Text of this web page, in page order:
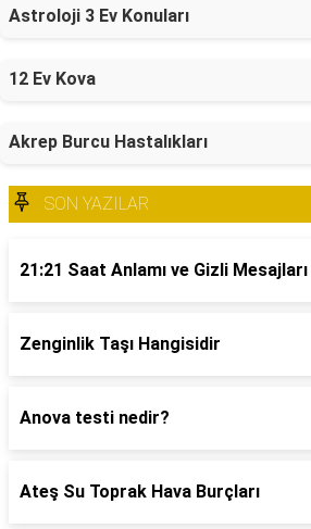
Astroloji 3 Ev Konuları
12 Ev Kova
Akrep Burcu Hastalıkları
SON YAZILAR
21:21 Saat Anlamı ve Gizli Mesajları
Zenginlik Taşı Hangisidir
Anova testi nedir?
Ateş Su Toprak Hava Burçları